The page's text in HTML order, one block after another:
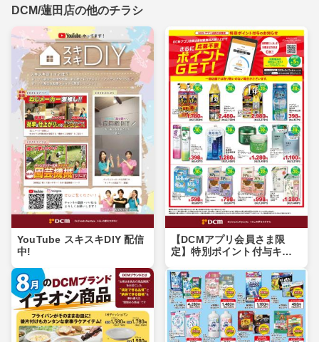
DCM/蓮田店の他のチラシ
YouTube スキスキDIY 配信
中!
【DCMアプリ会員さま限
定】特別ポイント付与キャ